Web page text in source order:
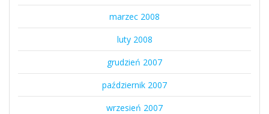
marzec 2008
luty 2008
grudzień 2007
październik 2007
wrzesień 2007